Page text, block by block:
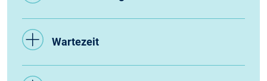
Wartezeit